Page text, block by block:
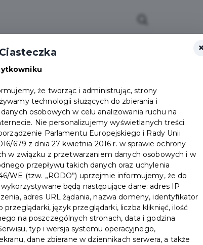
Programy
Miasta Załatw sprawę
Ochrona ludności
×
że tworząc i administrując, strony
technologii służących do zbierania i
osobowych w celu analizowania ruchu na
Nie personalizujemy wyświetlanych treści.
Parlamentu Europejskiego i Rady Unii
679 z dnia 27 kwietnia 2016 r. w sprawie ochrony
w związku z przetwarzaniem danych osobowych i w
przepływu takich danych oraz uchylenia
WE (tzw. „RODO”) uprzejmie informujemy, że do
będą następujące dane: adres IP
adres URL żądania, nazwa domeny, identyfikator
przeglądarki, język przeglądarki, liczba kliknięć, ilość
na poszczególnych stronach, data i godzina
typ i wersja systemu operacyjnego,
dane zbierane w dziennikach serwera, a także